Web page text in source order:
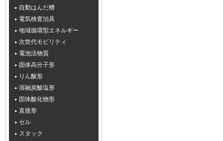
自動はんだ槽
電気検査治具
地域循環型エネルギー
次世代モビリティ
電池活物質
固体高分子形
りん酸形
溶融炭酸塩形
固体酸化物形
直接形
セル
スタック